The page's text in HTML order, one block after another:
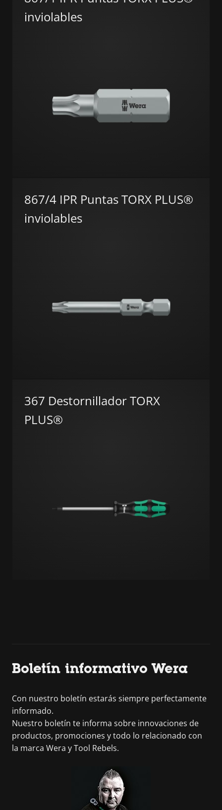
inviolables
867/4 IPR Puntas TORX PLUS®
inviolables
367 Destornillador TORX
PLUS®
Boletín informativo Wera
Con nuestro boletín estarás siempre perfectamente
informado.
Nuestro boletín te informa sobre innovaciones de
productos, promociones y todo lo relacionado con
la marca Wera y Tool Rebels.